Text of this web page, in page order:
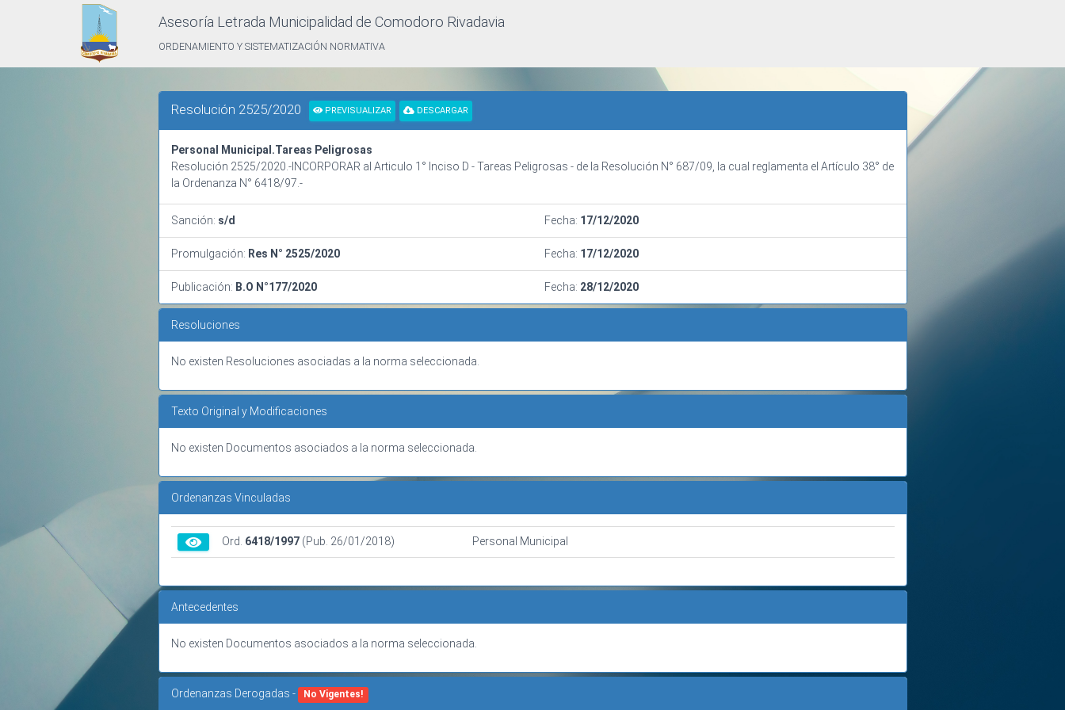
Asesoría Letrada Municipalidad de Comodoro Rivadavia
ORDENAMIENTO Y SISTEMATIZACIÓN NORMATIVA
Resolución 2525/2020 PREVISUALIZAR DESCARGAR
Personal Municipal.Tareas Peligrosas
Resolución 2525/2020.-INCORPORAR al Articulo 1° Inciso D - Tareas Peligrosas - de la Resolución N° 687/09, la cual reglamenta el Artículo 38° de
la Ordenanza N° 6418/97.-
Sanción: s/d Fecha: 17/12/2020
Promulgación: Res N° 2525/2020 Fecha: 17/12/2020
Publicación: B.O N°177/2020 Fecha: 28/12/2020
Resoluciones
No existen Resoluciones asociadas a la norma seleccionada.
Texto Original y Modificaciones
No existen Documentos asociados a la norma seleccionada.
Ordenanzas Vinculadas
Ord. 6418/1997(Pub. 26/01/2018) Personal Municipal
Antecedentes
No existen Documentos asociados a la norma seleccionada.
Ordenanzas Derogadas - No Vigentes!